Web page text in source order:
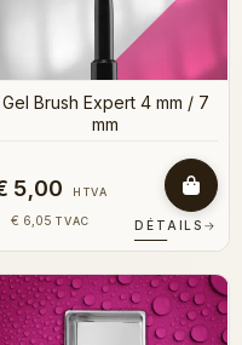
Gel Brush Expert 4 mm / 7
mm
5,00 HTVA
€ 6,05 TVAC DÉTAILS →